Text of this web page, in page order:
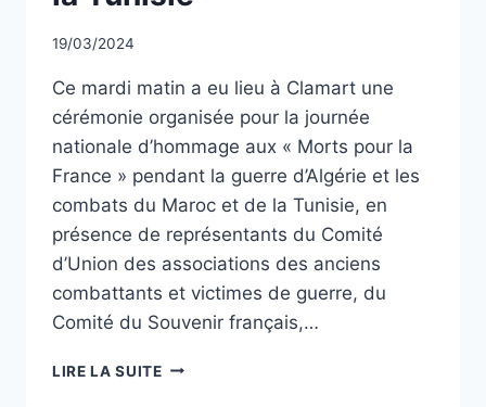
Par
19/03/2024
Ce mardi matin a eu lieu à Clamart une
cérémonie organisée pour la journée
nationale d’hommage aux « Morts pour la
France » pendant la guerre d’Algérie et les
combats du Maroc et de la Tunisie, en
présence de représentants du Comité
d’Union des associations des anciens
combattants et victimes de guerre, du
Comité du Souvenir français,…
LIRE LA SUITEJOURNÉE